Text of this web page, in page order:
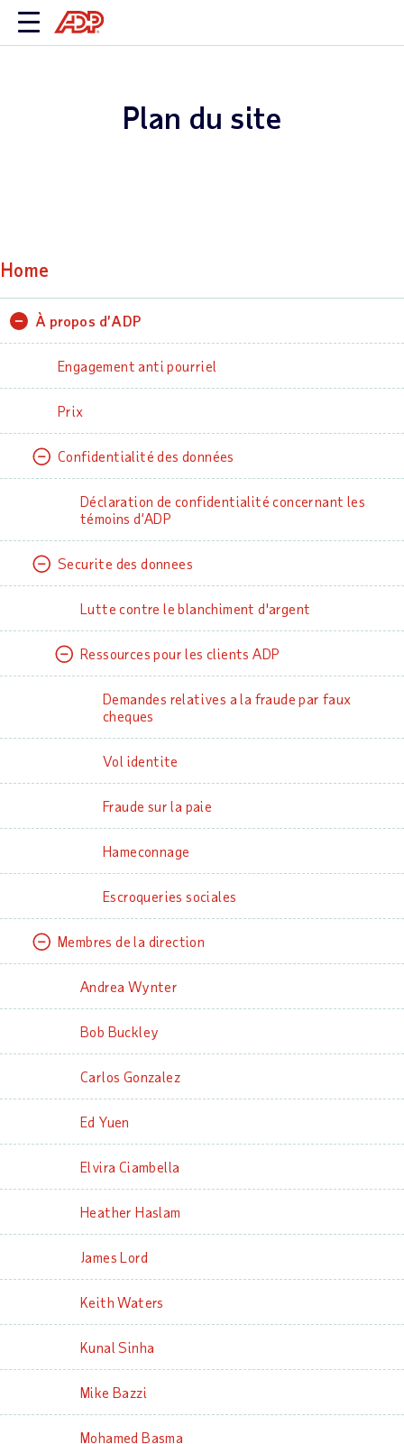
Plan du site
Home
À propos d’ADP
Engagement anti pourriel
Prix
Confidentialité des données
Déclaration de confidentialité concernant les
témoins d’ADP
Securite des donnees
Lutte contre le blanchiment d'argent
Ressources pour les clients ADP
Demandes relatives a la fraude par faux
cheques
Vol identite
Fraude sur la paie
Hameconnage
Escroqueries sociales
Membres de la direction
Andrea Wynter
Bob Buckley
Carlos Gonzalez
Ed Yuen
Elvira Ciambella
Heather Haslam
James Lord
Keith Waters
Kunal Sinha
Mike Bazzi
Mohamed Basma